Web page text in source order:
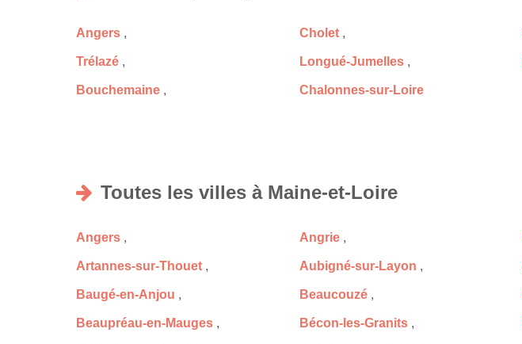
Angers , Cholet ,
Trélazé , Longué-Jumelles ,
Bouchemaine , Chalonnes-sur-Loire
Toutes les villes à Maine-et-Loire
Angers , Angrie ,
Artannes-sur-Thouet , Aubigné-sur-Layon ,
Baugé-en-Anjou , Beaucouzé ,
Beaupréau-en-Mauges , Bécon-les-Granits ,